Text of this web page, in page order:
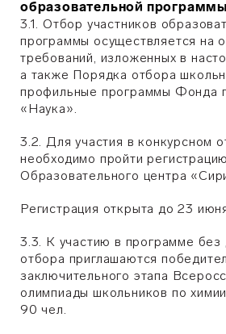
образовательной программы
3.1. Отбор участников
программы осуществляется на
требований, изложенных в
а также Порядка отбора
профильные программы Фонда
«Наука».
3.2. Для участия в конкурсном
необходимо пройти
Образовательного центра
Регистрация открыта до 23
3.3. К участию в программе без
отбора приглашаются
заключительного этапа
олимпиады школьников по
90 чел.